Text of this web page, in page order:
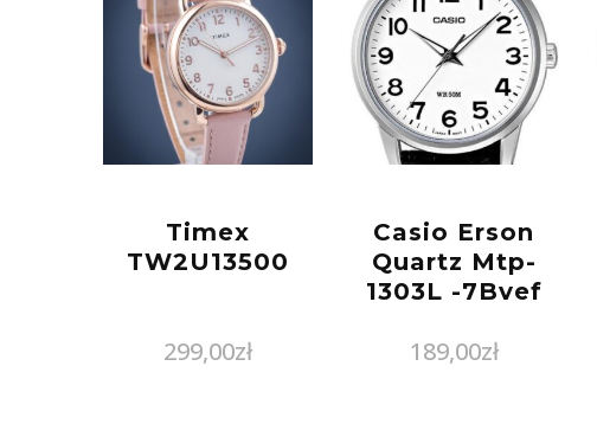
Timex
TW2U13500
299,00zł
Casio Erson
Quartz Mtp-
1303L -7Bvef
189,00zł